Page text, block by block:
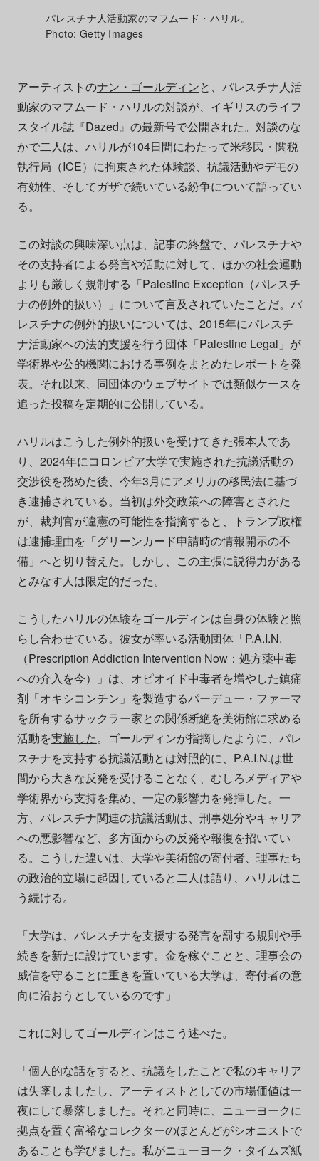
パレスチナ人活動家のマフムード・ハリル。
Photo: Getty Images
アーティストのナン・ゴールディンと、パレスチナ人活
動家のマフムード・ハリルの対談が、イギリスのライフ
スタイル誌『Dazed』の最新号で公開された。対談のな
かで二人は、ハリルが104日間にわたって米移民・関税
執行局（ICE）に拘束された体験談、 抗議活動やデモの
有効性、そしてガザで続いている紛争について語ってい
る。
この対談の興味深い点は、記事の終盤で、パレスチナや
その支持者による発言や活動に対して、ほかの社会運動
よりも厳しく規制する「Palestine Exception（パレスチ
ナの例外的扱い）」について言及されていたことだ。パ
レスチナの例外的扱いについては、2015年にパレスチ
ナ活動家への法的支援を行う団体「Palestine Legal」が
学術界や公的機関における事例をまとめたレポートを発
表。それ以来、同団体のウェブサイトでは類似ケースを
追った投稿を定期的に公開している。
ハリルはこうした例外的扱いを受けてきた張本人であ
り、2024年にコロンビア大学で実施された抗議活動の
交渉役を務めた後、今年3月にアメリカの移民法に基づ
き逮捕されている。当初は外交政策への障害とされた
が、裁判官が違憲の可能性を指摘すると、トランプ政権
は逮捕理由を「グリーンカード申請時の情報開示の不
備」へと切り替えた。しかし、この主張に説得力がある
とみなす人は限定的だった。
こうしたハリルの体験をゴールディンは自身の体験と照
らし合わせている。彼女が率いる活動団体「P.A.I.N.
（Prescription Addiction Intervention Now：処方薬中毒
への介入を今）」は、オピオイド中毒者を増やした鎮痛
剤「オキシコンチン」を製造するパーデュー・ファーマ
を所有するサックラー家との関係断絶を美術館に求める
活動を実施した。ゴールディンが指摘したように、パレ
スチナを支持する抗議活動とは対照的に、P.A.I.N.は世
間から大きな反発を受けることなく、むしろメディアや
学術界から支持を集め、一定の影響力を発揮した。一
方、パレスチナ関連の抗議活動は、刑事処分やキャリア
への悪影響など、多方面からの反発や報復を招いてい
る。こうした違いは、大学や美術館の寄付者、理事たち
の政治的立場に起因していると二人は語り、ハリルはこ
う続ける。
「大学は、パレスチナを支援する発言を罰する規則や手
続きを新たに設けています。金を稼ぐことと、理事会の
威信を守ることに重きを置いている大学は、寄付者の意
向に沿おうとしているのです」
これに対してゴールディンはこう述べた。
「個人的な話をすると、抗議をしたことで私のキャリア
は失墜しましたし、アーティストとしての市場価値は一
夜にして暴落しました。それと同時に、ニューヨークに
拠点を置く富裕なコレクターのほとんどがシオニストで
あることも学びました。私がニューヨーク・タイムズ紙